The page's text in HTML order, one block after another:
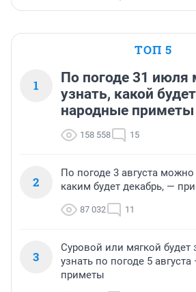
ТОП 5
1
По погоде 31
узнать, какой
народные приметы
158 558 15
2
По погоде 3 августа
каким будет декабрь, —
87 032 11
3
Суровой или мягкой
узнать по погоде 5
приметы